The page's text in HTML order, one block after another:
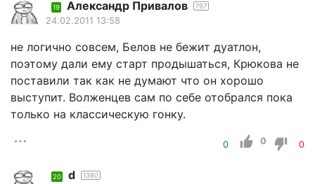
19 Александр Привалов 797
24.02.2011 13:58
не логично совсем, Белов не бежит дуатлон,
поэтому дали ему старт продышаться, Крюкова не
поставили так как не думают что он хорошо
выступит. Волженцев сам по себе отобрался пока
только на классическую гонку.
0 0 0
20 d 1380